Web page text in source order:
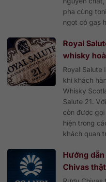
pha cùng
ngọt có gas
Royal
whisky
Royal Salute
khi khách
Whisky
Salute 21.
còn được
hiện trong
khách quan
Hướng
Chivas